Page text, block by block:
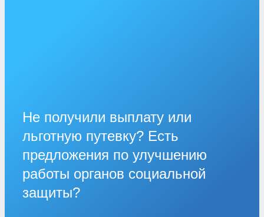
Не получили выплату или
льготную путевку? Есть
предложения по улучшению
работы органов социальной
защиты?